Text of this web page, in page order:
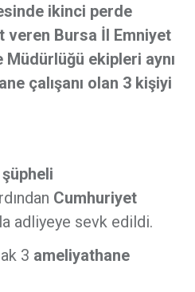
ikinci perde
veren Bursa İl Emniyet
Müdürlüğü ekipleri aynı
çalışanı olan 3 kişiyi
şüpheli
Cumhuriyet
adliyeye sevk edildi.
3 ameliyathane